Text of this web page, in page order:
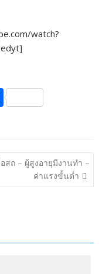
watch?
S
ar
e
สถ – ผู้สูงอายุมีงานทำ –
ค่าแรงขั้นต่ำ